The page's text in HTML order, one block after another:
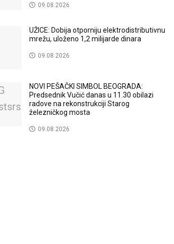
09.08.2026
UŽICE: Dobija otporniju elektrodistributivnu
mrežu, uloženo 1,2 milijarde dinara
09.08.2026
NOVI PEŠAČKI SIMBOL BEOGRADA:
Predsednik Vučić danas u 11.30 obilazi
radove na rekonstrukciji Starog
železničkog mosta
09.08.2026